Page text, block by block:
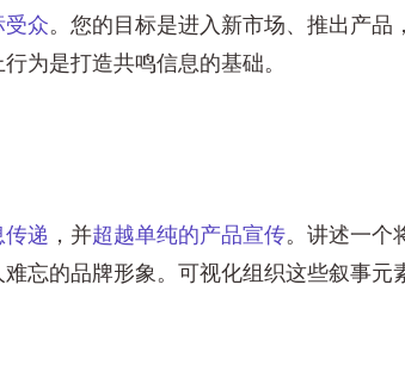
众。您的目标是进入新市场、推出产
为是打造共鸣信息的基础。
递 ，并超越单纯的产品宣传。讲述一个
忘的品牌形象。可视化组织这些叙事元